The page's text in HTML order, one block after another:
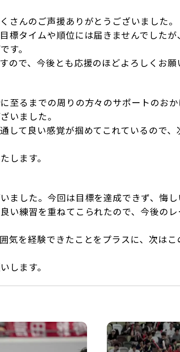
さんのご声援ありがとうございました。
標タイムや順位には届きませんでした
す。
ので、今後とも応援のほどよろしくお願
至るまでの周りの方々のサポートのお
いました。
して良い感覚が掴めてこれているので
します。
ました。今回は目標を達成できず、悔し
い練習を重ねてこられたので、今後の
気を経験できたことをプラスに、次は
します。